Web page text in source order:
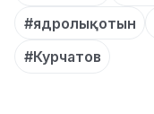
#ядролықотын
#Курчатов